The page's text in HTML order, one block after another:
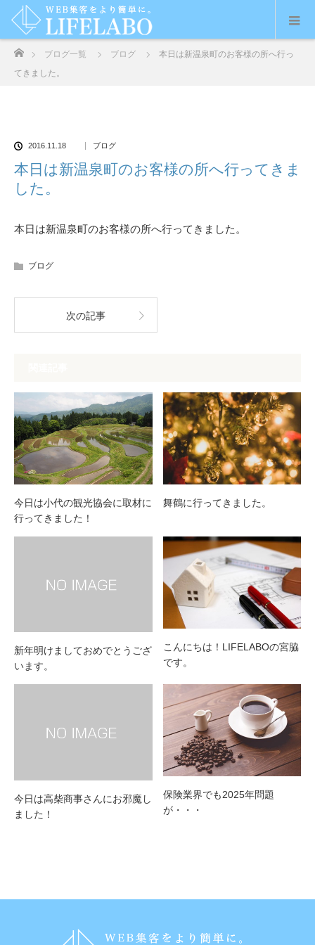
ブログ一覧 ブログ
本日は新温泉町のお客様の所へ行っ
てきました。
2016.11.18 ブログ
本日は新温泉町のお客様の所へ行ってきま
した。
本日は新温泉町のお客様の所へ行ってきました。
ブログ
次の記事
今日は小代の観光協会に取材に
行ってきました！
舞鶴に行ってきました。
新年明けましておめでとうござ
います。
こんにちは！LIFELABOの宮脇
です。
今日は高柴商事さんにお邪魔し
ました！
保険業界でも2025年問題
が・・・